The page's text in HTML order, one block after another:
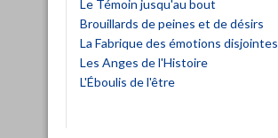
Le Témoin jusqu'au bout
Brouillards de peines et de désirs
La Fabrique des émotions disjointes
Les Anges de l'Histoire
L'Éboulis de l'être